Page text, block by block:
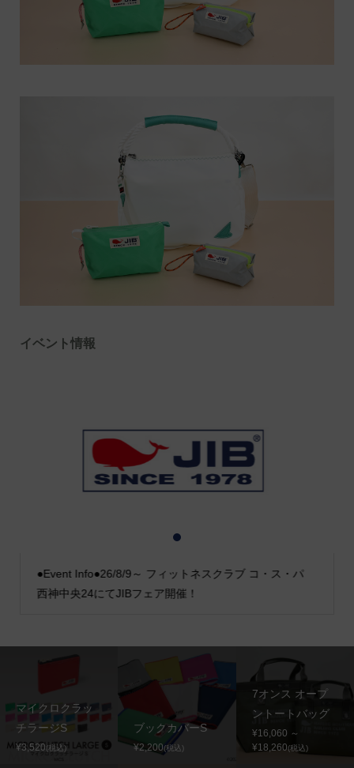
イベント情報
●Event Info●26/8/9～ フィットネスクラブ コ・ス・パ
西神中央24にてJIBフェア開催！
2
マイクロクラッ
チラージS
¥3,520(税込)
ブックカバーS
¥2,200(税込)
7オンス オープ
ントートバッグ
¥16,060 ～
¥18,260(税込)